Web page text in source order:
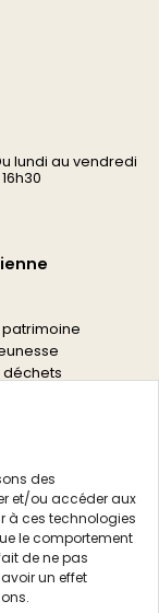
des
et/ou accéder aux
à ces technologies
le comportement
de ne pas
un effet
lundi au vendredi
déchets